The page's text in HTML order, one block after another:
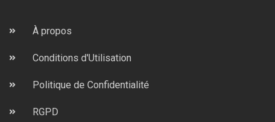
À propos
Conditions d'Utilisation
Politique de Confidentialité
RGPD